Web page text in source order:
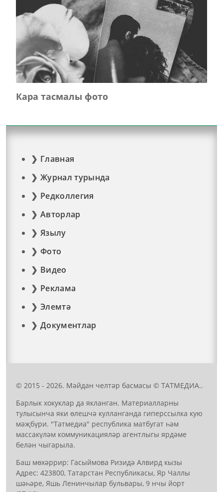
Кара тасмалы фото
Главная
Журнал турында
Редколлегия
Авторлар
Язылу
Фото
Видео
Реклама
Элемтә
Документлар
© 2015 - 2026. Мәйдан челтәр басмасы © ТАТМЕДИА..
Барлык хокуклар да якланган. Материалларны
тулысынча яки өлешчә кулланганда гиперссылка кую
мәҗбүри. "Татмедиа" республика матбугат һәм
массакүләм коммуникацияләр агентлыгы ярдәме
белән чыгарыла.
Баш мөхәррир: Гасыймова Ризидә Алвирд кызы
Адрес: 423800, Татарстан Республикасы, Яр Чаллы
шәһәре, Яшь Ленинчылар бульвары, 9 нчы йорт